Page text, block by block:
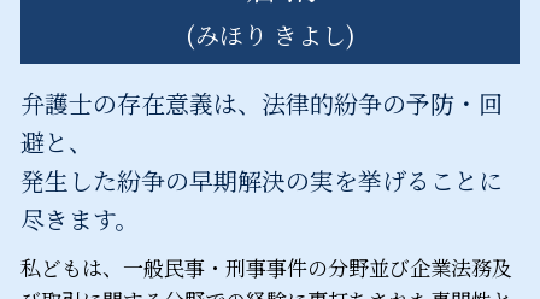
(みほり きよし)
弁護士の存在意義は、法律的紛争の予防・回
避と、
発生した紛争の早期解決の実を挙げることに
尽きます。
私どもは、一般民事・刑事事件の分野並び企業法務及